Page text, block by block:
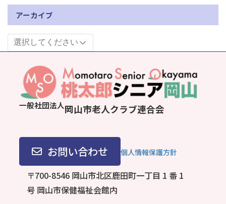
アーカイブ
一般社団法人岡山市老人クラブ連合会
お問い合わせ 個人情報保護方針
〒700-8546 岡山市北区鹿田町一丁目 1 番 1
号 岡山市保健福祉会館内